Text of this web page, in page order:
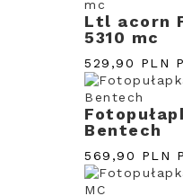
Ltl acorn
5310 mc
529,90 PLN
Bentech
569,90 PLN